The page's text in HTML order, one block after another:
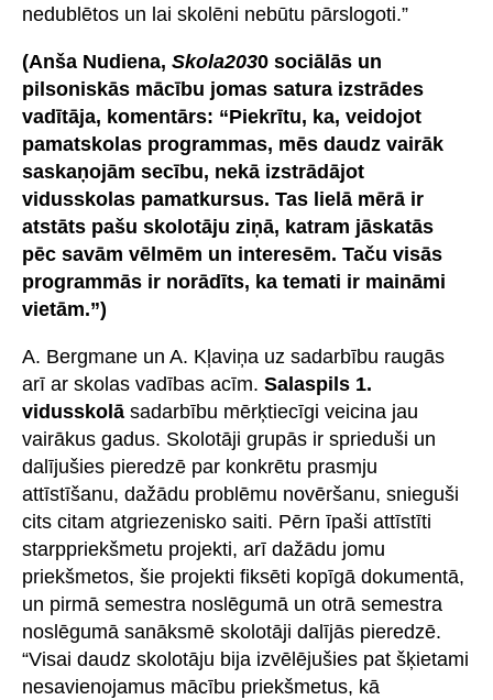
nedublētos un lai skolēni nebūtu pārslogoti.”
(Anša Nudiena, Skola2030 sociālās un
pilsoniskās mācību jomas satura izstrādes
vadītāja, komentārs: “Piekrītu, ka, veidojot
pamatskolas programmas, mēs daudz vairāk
saskaņojām secību, nekā izstrādājot
vidusskolas pamatkursus. Tas lielā mērā ir
atstāts pašu skolotāju ziņā, katram jāskatās
pēc savām vēlmēm un interesēm. Taču visās
programmās ir norādīts, ka temati ir maināmi
vietām.”)
A. Bergmane un A. Kļaviņa uz sadarbību raugās
arī ar skolas vadības acīm. Salaspils 1.
vidusskolā sadarbību mērķtiecīgi veicina jau
vairākus gadus. Skolotāji grupās ir sprieduši un
dalījušies pieredzē par konkrētu prasmju
attīstīšanu, dažādu problēmu novēršanu, snieguši
cits citam atgriezenisko saiti. Pērn īpaši attīstīti
starppriekšmetu projekti, arī dažādu jomu
priekšmetos, šie projekti fiksēti kopīgā dokumentā,
un pirmā semestra noslēgumā un otrā semestra
noslēgumā sanāksmē skolotāji dalījās pieredzē.
“Visai daudz skolotāju bija izvēlējušies pat šķietami
nesavienojamus mācību priekšmetus, kā